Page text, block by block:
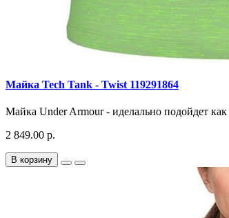
Майка Tech Tank - Twist 119291864
Майка Under Armour - иделально подойдет
2 849.00 р.
В корзину